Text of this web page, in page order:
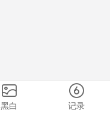
黑白 记录